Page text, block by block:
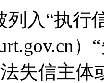
列入“执行
失信主